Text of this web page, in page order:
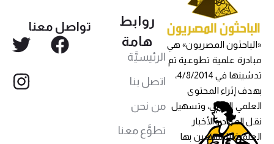
«الباحثون المصريون» هي
مبادرة علمية تطوعية تم
تدشينها في 4/8/2014،
بهدف إثراء المحتوى
العلمي العربي، وتسهيل
نقل المواد والأخبار
العلمية للمهتمين بها
روابط
هامة
الرئيسيَّة
اتصل بنا
من نحن
تطوَّع معنا
تواصل معنا